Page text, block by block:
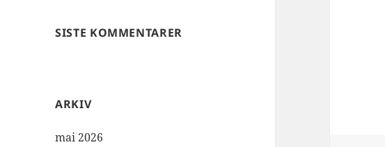
SISTE KOMMENTARER
ARKIV
mai 2026